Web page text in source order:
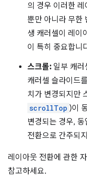
의 경우 이러한
뿐만 아니라 무한
생 캐러셀이 레이
이 특히 중요합니
스크롤: 일부 캐러
캐러셀 슬라이드
치가 변경되지만
scrollTop )이
변경되는 경우,
전환으로 간주되
레이아웃 전환에 관한
참고하세요.